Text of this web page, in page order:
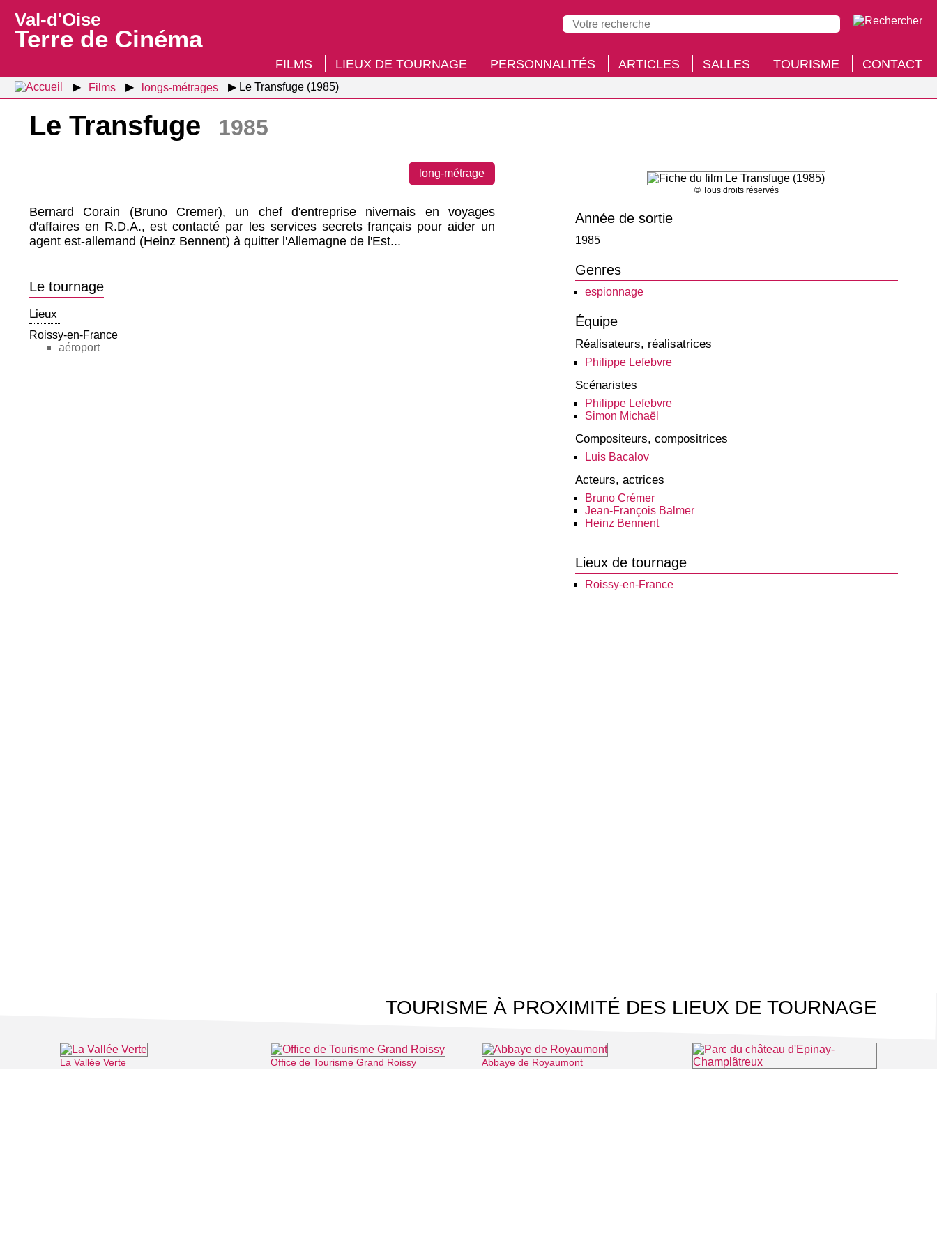
Val-d'Oise
Terre de Cinéma
FILMS LIEUX DE TOURNAGE PERSONNALITÉS ARTICLES SALLES TOURISME CONTACT
Films longs-métrages Le Transfuge (1985)
Le Transfuge 1985
long-métrage
Bernard Corain (Bruno Cremer), un chef d'entreprise nivernais en voyages
d'affaires en R.D.A., est contacté par les services secrets français pour aider un
agent est-allemand (Heinz Bennent) à quitter l'Allemagne de l'Est...
Le tournage
Lieux
Roissy-en-France
aéroport
© Tous droits réservés
Année de sortie
1985
Genres
espionnage
Équipe
Réalisateurs, réalisatrices
Philippe Lefebvre
Scénaristes
Philippe Lefebvre
Simon Michaël
Compositeurs, compositrices
Luis Bacalov
Acteurs, actrices
Bruno Crémer
Jean-François Balmer
Heinz Bennent
Lieux de tournage
Roissy-en-France
TOURISME À PROXIMITÉ DES LIEUX DE TOURNAGE
La Vallée Verte
Office de Tourisme Grand Roissy
Abbaye de Royaumont